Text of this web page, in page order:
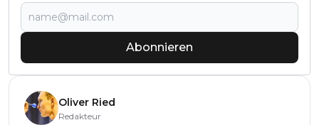
Abonnieren
Oliver Ried
Redakteur